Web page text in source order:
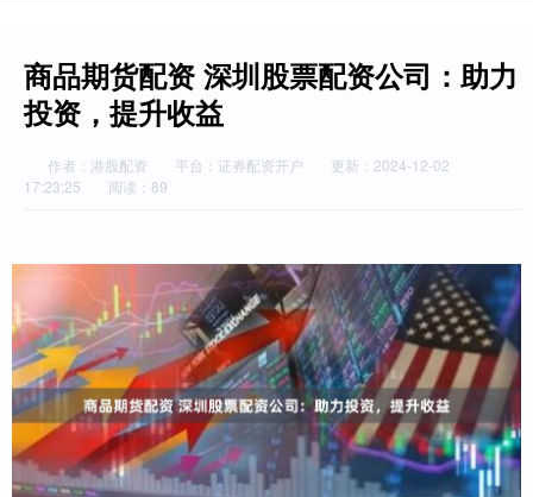
商品期货配资 深圳股票配资公司：助力
投资，提升收益
作者：港股配资 平台：证券配资开户
更新：2024-12-02
17:23:25
阅读：89